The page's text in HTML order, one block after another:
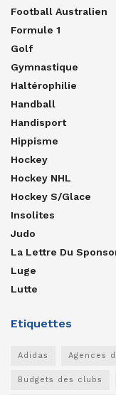
Football Australien
Formule 1
Golf
Gymnastique
Haltérophilie
Handball
Handisport
Hippisme
Hockey
Hockey NHL
Hockey S/glace
Insolites
Judo
La Lettre Du
Luge
Lutte
Etiquettes
Adidas Agences
Budgets des clubs